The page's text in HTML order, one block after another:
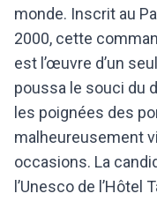
monde. Inscrit au
2000, cette
est l’œuvre d’un
poussa le souci du
les poignées des
malheureusement
occasions. La
l’Unesco de l’Hôtel